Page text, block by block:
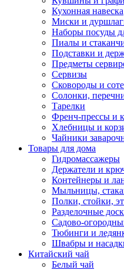
Кухонная навеска
Миски и
Наборы посуды
Пиалы и
Подставки и
Предметы
Сервизы
Сковороды и
Солонки,
Тарелки
Френч-прессы и
Хлебницы и
Чайники
Товары для дома
Гидромассажеры
Держатели и
Контейнеры и
Мыльницы,
Полки, стойки,
Разделочные
Садово-
Тюбинги и
Швабры и
Китайский чай
Белый чай